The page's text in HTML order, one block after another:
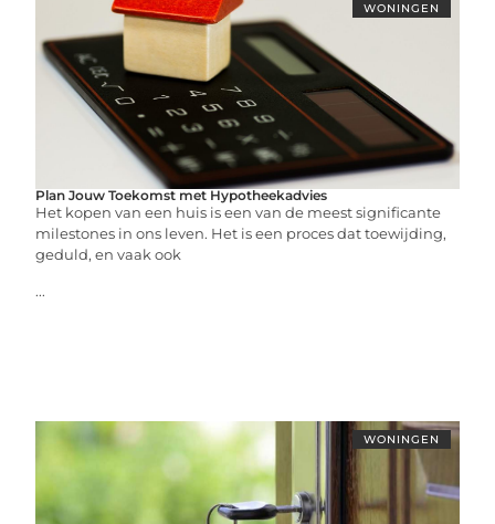
WONINGEN
Plan Jouw Toekomst met Hypotheekadvies
Het kopen van een huis is een van de meest significante
milestones in ons leven. Het is een proces dat toewijding,
geduld, en vaak ook
...
WONINGEN